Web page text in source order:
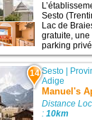
Sesto
Lac de
gratuite,
parking
14 Sesto
Adige
Manuel's
Distance
:10km